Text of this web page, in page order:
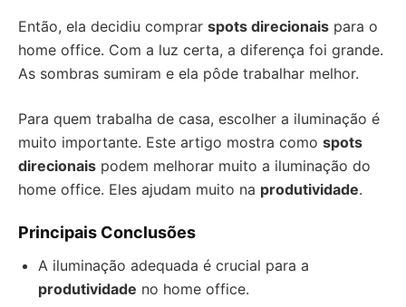
Então, ela decidiu comprar spots direcionais para o
home office. Com a luz certa, a diferença foi grande.
As sombras sumiram e ela pôde trabalhar melhor.
Para quem trabalha de casa, escolher a iluminação é
muito importante. Este artigo mostra como spots
direcionais podem melhorar muito a iluminação do
home office. Eles ajudam muito na produtividade.
Principais Conclusões
A iluminação adequada é crucial para a
produtividade no home office.